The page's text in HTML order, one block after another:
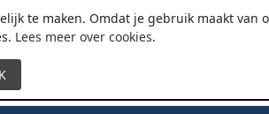
te maken. Omdat je gebruik maakt van
Lees meer over cookies.
WhatsApp ★★★★★9.7/